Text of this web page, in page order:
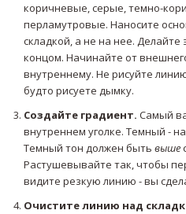
коричневые, серые, темно-
перламутровые. Наносите
складкой, а не на нее. Делайте
концом. Начинайте от
внутреннему. Не рисуйте
будто рисуете дымку.
Создайте градиент. Самый
внутреннем уголке. Темный -
Темный тон должен быть выше
Растушевывайте так, чтобы
видите резкую линию - вы
Очистите линию над